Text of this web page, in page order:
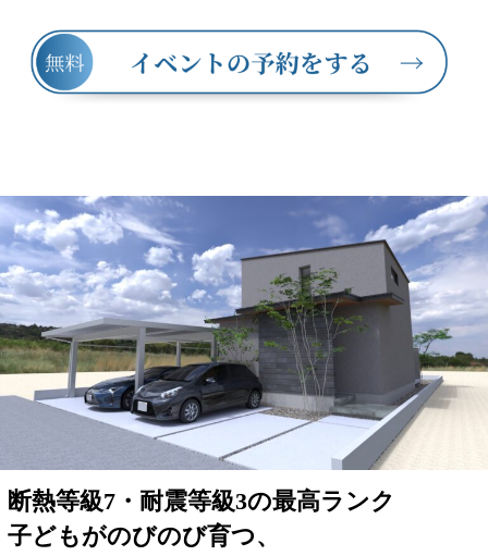
断熱等級7・耐震等級3の最高ランク
子どもがのびのび育つ、